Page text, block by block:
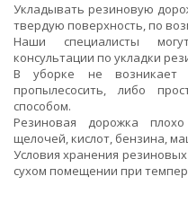
Укладывать резиновую
твердую поверхность, по
Наши специалисты
консультации по укладки
В уборке не возникает
пропылесосить, либо
способом.
Резиновая дорожка
щелочей, кислот, бензина,
Условия хранения
сухом помещении при